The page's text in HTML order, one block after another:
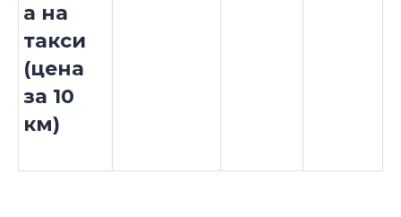
а на
такси
(цена
за 10
км)